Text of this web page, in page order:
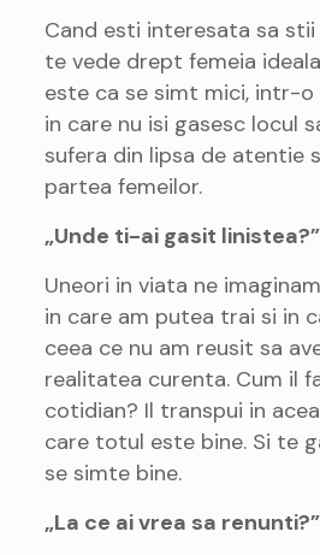
Cand esti interesata sa
te vede drept femeia
este ca se simt mici, intr-o
in care nu isi gasesc locul
sufera din lipsa de atentie
partea femeilor.
„Unde ti-ai gasit linistea?”
Uneori in viata ne
in care am putea trai si in
ceea ce nu am reusit sa
realitatea curenta. Cum il
cotidian? Il transpui in
care totul este bine. Si te
se simte bine.
„La ce ai vrea sa renunti?”